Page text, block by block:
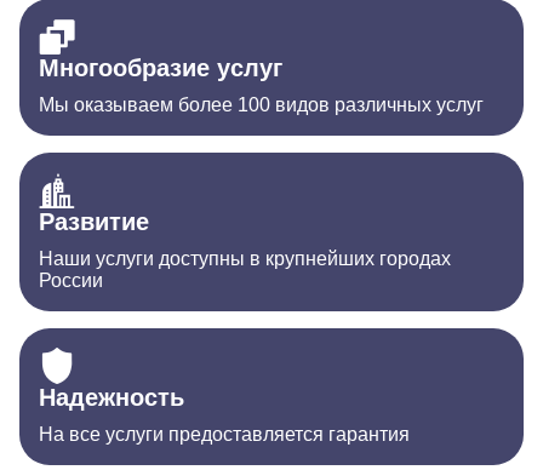
Многообразие услуг
Мы оказываем более 100 видов различных услуг
Развитие
Наши услуги доступны в крупнейших городах
России
Надежность
На все услуги предоставляется гарантия